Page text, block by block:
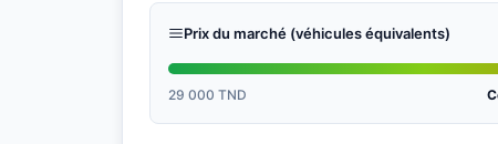
Prix du marché (véhicules équivalents)
29 000 TND